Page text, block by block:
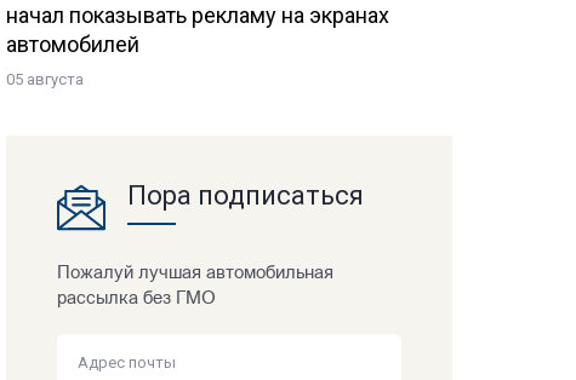
начал показывать рекламу на экранах
автомобилей
05 августа
Пора подписаться
Пожалуй лучшая автомобильная
рассылка без ГМО